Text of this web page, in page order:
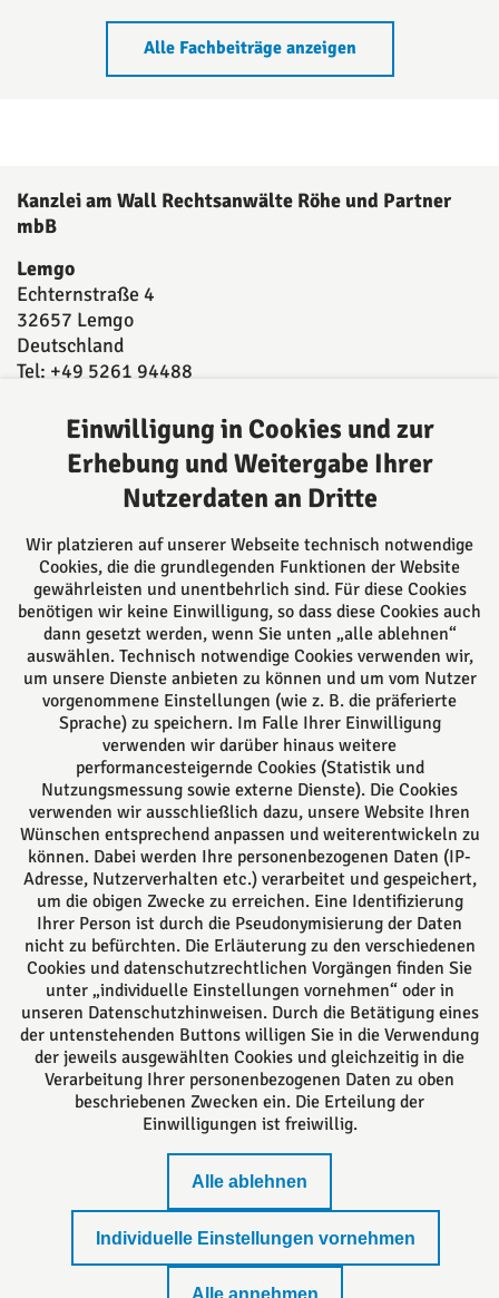
Alle Fachbeiträge anzeigen
Kanzlei am Wall Rechtsanwälte Röhe und Partner
mbB
Lemgo
Echternstraße 4
32657 Lemgo
Deutschland
Tel: +49 5261 94488
E-Mail:post@kanzleiamwall.de
Ansässig in Lemgo beraten wir Sie kompetent in
vielen Rechtsgebieten sowohl durch unsere
Rechtsanwältinnen und Rechtsanwälte, als auch
durch unsere 5 Notarinnen und Notare. Alle können
auf langjährige Erfahrung zurückgreifen und Sie
daher bestmöglich beraten.
Folgen Sie uns auf
Das europäische Kanzlei-Netzwerk
Standort Lemgo
Einwilligung in Cookies und zur
Erhebung und Weitergabe Ihrer
Nutzerdaten an Dritte
Wir platzieren auf unserer Webseite technisch notwendige
Cookies, die die grundlegenden Funktionen der Website
gewährleisten und unentbehrlich sind. Für diese Cookies
benötigen wir keine Einwilligung, so dass diese Cookies auch
dann gesetzt werden, wenn Sie unten „alle ablehnen“
auswählen. Technisch notwendige Cookies verwenden wir,
um unsere Dienste anbieten zu können und um vom Nutzer
vorgenommene Einstellungen (wie z. B. die präferierte
Sprache) zu speichern. Im Falle Ihrer Einwilligung
verwenden wir darüber hinaus weitere
performancesteigernde Cookies (Statistik und
Nutzungsmessung sowie externe Dienste). Die Cookies
verwenden wir ausschließlich dazu, unsere Website Ihren
Wünschen entsprechend anpassen und weiterentwickeln zu
können. Dabei werden Ihre personenbezogenen Daten (IP-
Adresse, Nutzerverhalten etc.) verarbeitet und gespeichert,
um die obigen Zwecke zu erreichen. Eine Identifizierung
Ihrer Person ist durch die Pseudonymisierung der Daten
nicht zu befürchten. Die Erläuterung zu den verschiedenen
Cookies und datenschutzrechtlichen Vorgängen finden Sie
unter „individuelle Einstellungen vornehmen“ oder in
unseren Datenschutzhinweisen. Durch die Betätigung eines
der untenstehenden Buttons willigen Sie in die Verwendung
der jeweils ausgewählten Cookies und gleichzeitig in die
Verarbeitung Ihrer personenbezogenen Daten zu oben
beschriebenen Zwecken ein. Die Erteilung der
Einwilligungen ist freiwillig.
Alle ablehnen
Individuelle Einstellungen vornehmen